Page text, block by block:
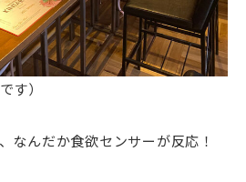
す）
なんだか食欲センサーが反応！